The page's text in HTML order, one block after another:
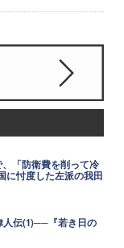
「防衛費を削って冷
に忖度した左派の我田
人伝(1)──『若き日の